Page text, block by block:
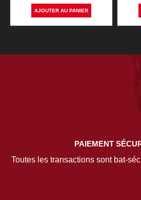
AJOUTER AU PANIER
PAIEMENT
Toutes les transactions sont bat-